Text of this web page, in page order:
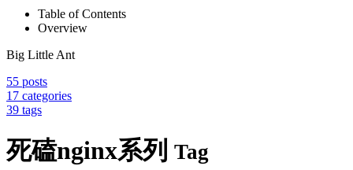
Table of Contents
Overview
Big Little Ant
55 posts
17 categories
39 tags
死磕nginx系列 Tag